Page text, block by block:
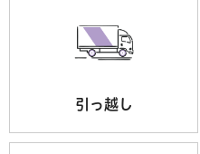
引っ越し